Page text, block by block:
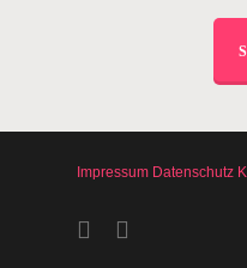
Impressum Datenschutz
facebookinstagram